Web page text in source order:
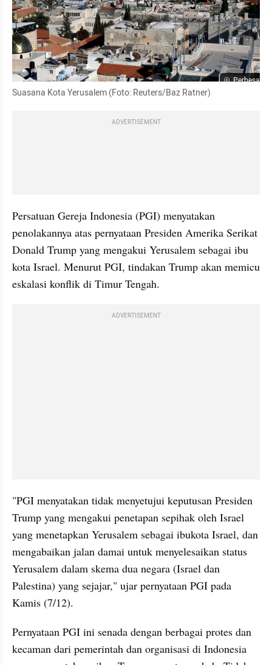
Perbesar
Suasana Kota Yerusalem (Foto: Reuters/Baz Ratner)
ADVERTISEMENT
Persatuan Gereja Indonesia (PGI) menyatakan
penolakannya atas pernyataan Presiden Amerika Serikat
Donald Trump yang mengakui Yerusalem sebagai ibu
kota Israel. Menurut PGI, tindakan Trump akan memicu
eskalasi konflik di Timur Tengah.
ADVERTISEMENT
"PGI menyatakan tidak menyetujui keputusan Presiden
Trump yang mengakui penetapan sepihak oleh Israel
yang menetapkan Yerusalem sebagai ibukota Israel, dan
mengabaikan jalan damai untuk menyelesaikan status
Yerusalem dalam skema dua negara (Israel dan
Palestina) yang sejajar," ujar pernyataan PGI pada
Kamis (7/12).
Pernyataan PGI ini senada dengan berbagai protes dan
kecaman dari pemerintah dan organisasi di Indonesia